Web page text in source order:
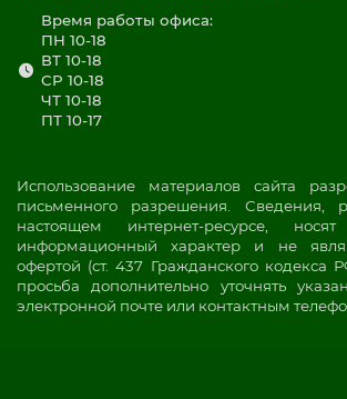
Время работы офиса:
ПН 10-18
ВТ 10-18
СР 10-18
ЧТ 10-18
ПТ 10-17
Использование материалов сайта
письменного разрешения. Сведения,
настоящем интернет-ресурсе, носят
информационный характер и не
офертой (ст. 437 Гражданского кодекса
просьба дополнительно уточнять
электронной почте или контактным